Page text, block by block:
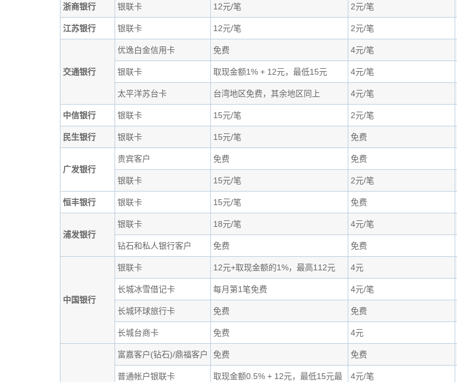
浙商银行 银联卡 12元/笔 2元/笔
江苏银行 银联卡 12元/笔 2元/笔
交通银行
优逸白金信用卡 免费 4元/笔
银联卡 取现金额1% + 12元，最低15元 4元/笔
太平洋苏台卡 台湾地区免费，其余地区同上 4元/笔
中信银行 银联卡 15元/笔 2元/笔
民生银行 银联卡 15元/笔 免费
广发银行
贵宾客户 免费 免费
银联卡 15元/笔 2元/笔
恒丰银行 银联卡 15元/笔 免费
浦发银行
银联卡 18元/笔 4元/笔
钻石和私人银行客户 免费 免费
中国银行
银联卡 12元+取现金额的1%，最高112元 4元
长城冰雪借记卡 每月第1笔免费 4元/笔
长城环球旅行卡 免费 免费
长城台商卡 免费 4元
富嘉客户(钻石)/鼎福客户 免费 免费
普通帐户银联卡
取现金额0.5% + 12元，最低15元最
4元/笔